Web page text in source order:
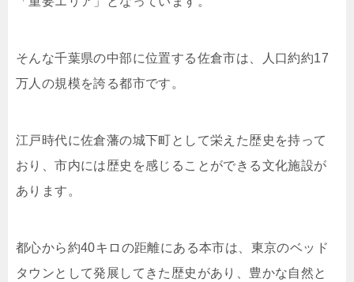
そんな千葉県の中部に位置する佐倉市は、人口約約17
万人の規模を誇る都市です。
江戸時代に佐倉藩の城下町として栄えた歴史を持って
おり、市内には歴史を感じることができる文化施設が
あります。
都心から約40キロの距離にある本市は、東京のベッド
タウンとして発展してきた歴史があり、豊かな自然と